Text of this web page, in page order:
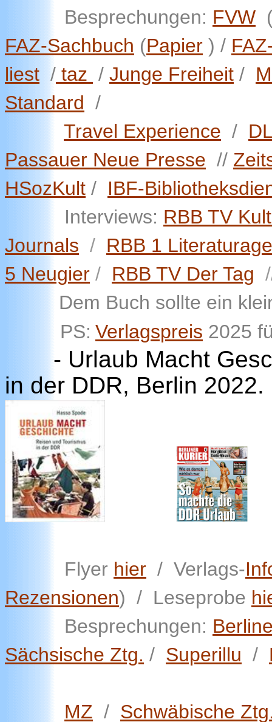
Besprechungen: FVW
FAZ-Sachbuch (Papier ) /
liest / taz / Junge Freiheit /
Standard /
Travel Experience /
Passauer Neue Presse //
HSozKult / IBF-
Interviews: RBB TV
Journals / RBB 1
5 Neugier / RBB TV Der Tag
Dem Buch sollte ein
PS: Verlagspreis 2025
- Urlaub Macht
in der DDR, Berlin
Flyer hier / Verlags-
Rezensionen) / Leseprobe
Besprechungen:
Sächsische Ztg. / Superillu /
MZ / Schwäbische